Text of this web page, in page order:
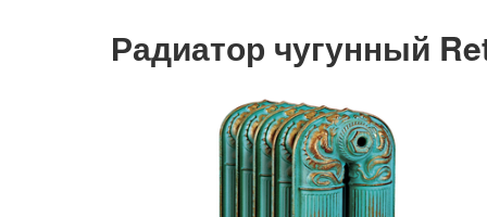
Радиатор чугунный